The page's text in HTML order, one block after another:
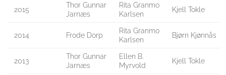
2015
Thor Gunnar
Jarnæs
Rita Granmo
Karlsen
Kjell Tokle
2014 Frode Dorp
Rita Granmo
Karlsen
Bjørn Kjønnås
2013
Thor Gunnar
Jarnæs
Ellen B.
Myrvold
Kjell Tokle